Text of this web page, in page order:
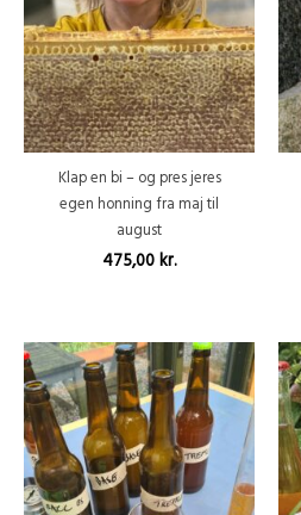
Klap en bi – og pres jeres
egen honning fra maj til
august
475,00kr.